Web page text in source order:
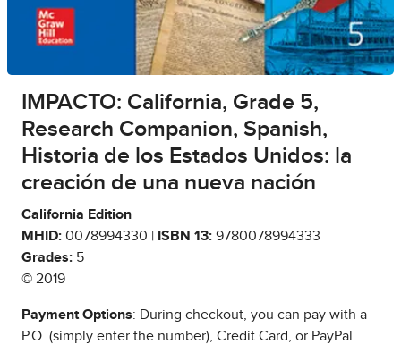
IMPACTO: California, Grade 5,
Research Companion, Spanish,
Historia de los Estados Unidos: la
creación de una nueva nación
California Edition
MHID: 0078994330 | ISBN 13: 9780078994333
Grades: 5
© 2019
Payment Options: During checkout, you can pay with a
P.O. (simply enter the number), Credit Card, or PayPal.